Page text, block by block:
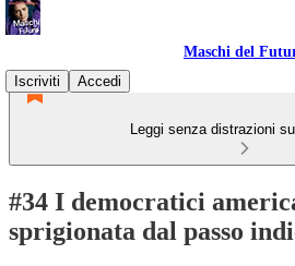
Maschi del
Iscriviti
Accedi
Leggi senza distrazioni
#34 I democratici
sprigionata dal passo